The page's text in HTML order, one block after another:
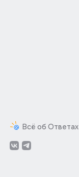
Всё об Ответах